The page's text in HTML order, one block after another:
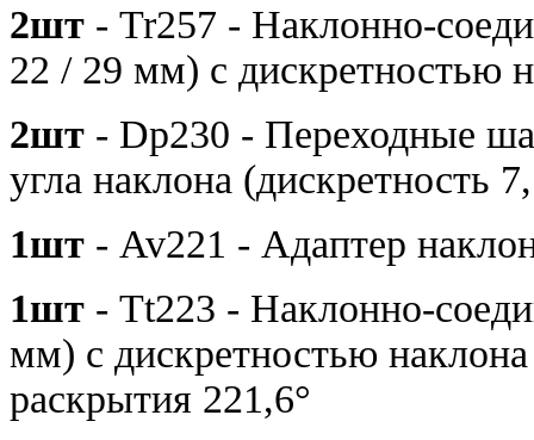
2шт - Tr257 - Наклонно-
22 / 29 мм) с дискретностью
2шт - Dp230 - Переходные
угла наклона (дискретность
1шт - Av221 - Адаптер
1шт - Tt223 - Наклонно-
мм) с дискретностью
раскрытия 221,6°